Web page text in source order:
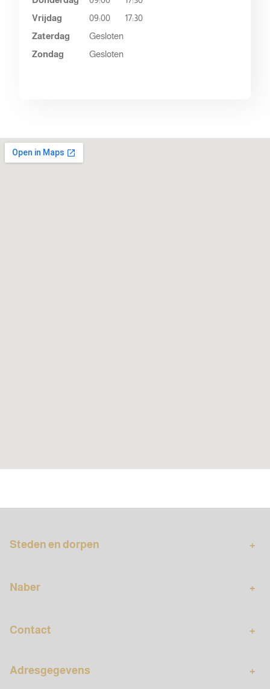
Vrijdag
09:00
17:30
Zaterdag
Gesloten
Zondag
Gesloten
Steden en dorpen
Bedrijfshuisvesting
Naber
Contact
013-5 400 700
Adresgegevens